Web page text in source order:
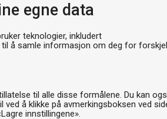
egne data
teknologier, inkludert
å samle informasjon om deg for
til alle disse formålene. Du kan
å klikke på avmerkingsboksen ved
innstillingene».